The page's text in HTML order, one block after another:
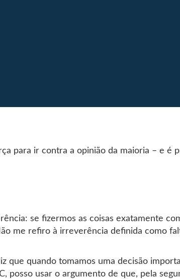
para ir contra a opinião da maioria – e é
se fizermos as coisas exatamente
me refiro à irreverência definida como
que quando tomamos uma decisão
posso usar o argumento de que, pela